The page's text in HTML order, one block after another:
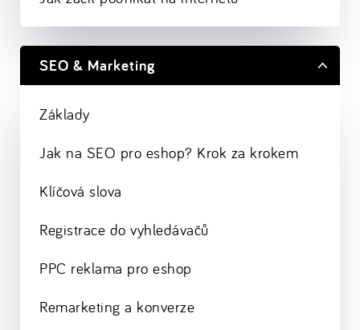
SEO & Marketing
Základy
Jak na SEO pro eshop? Krok za krokem
Klíčová slova
Registrace do vyhledávačů
PPC reklama pro eshop
Remarketing a konverze